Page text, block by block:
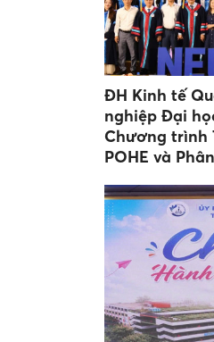
ĐH Kinh tế
nghiệp Đại
Chương trình
POHE và